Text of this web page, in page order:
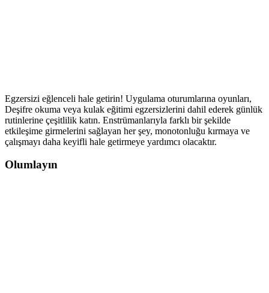
Egzersizi eğlenceli hale getirin! Uygulama oturumlarına oyunları,
Deşifre okuma veya kulak eğitimi egzersizlerini dahil ederek günlük
rutinlerine çeşitlilik katın. Enstrümanlarıyla farklı bir şekilde
etkileşime girmelerini sağlayan her şey, monotonluğu kırmaya ve
çalışmayı daha keyifli hale getirmeye yardımcı olacaktır.
Olumlayın